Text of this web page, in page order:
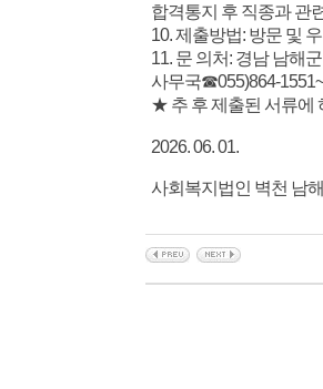
합격통지 후 직종과 관
10. 제출방법: 방문 및
11. 문 의처: 경남 남해
사무국☎055)864-
★ 추 후 제출된 서류에
2026. 06. 01.
사회복지법인 벽천 남